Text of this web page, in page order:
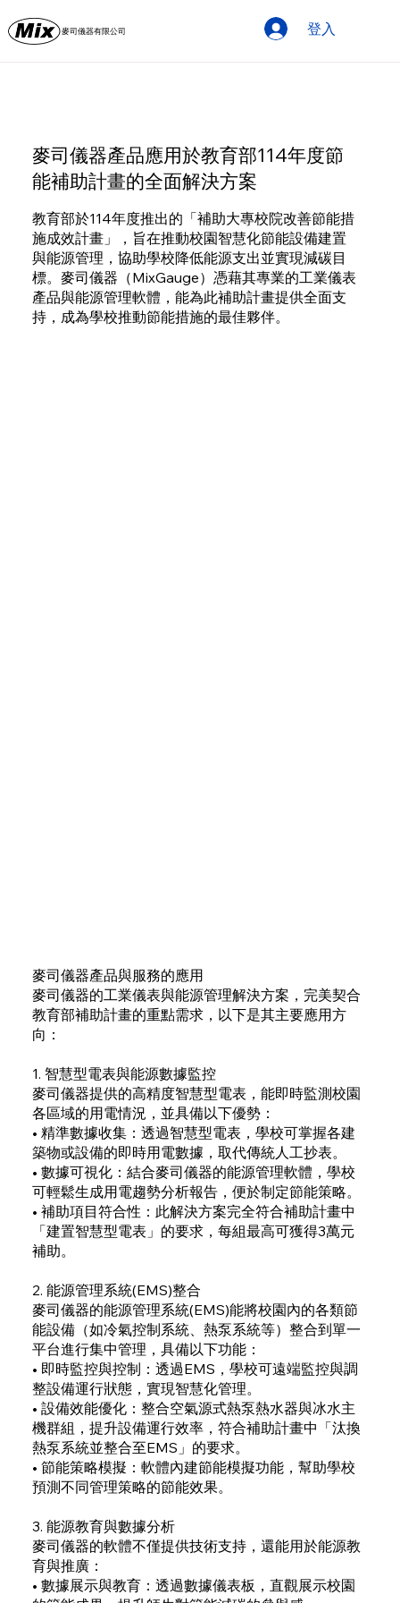
麥司儀器有限公司 登入
麥司儀器產品應用於教育部114年度節
能補助計畫的全面解決方案
教育部於114年度推出的「補助大專校院改善節能措
施成效計畫」，旨在推動校園智慧化節能設備建置
與能源管理，協助學校降低能源支出並實現減碳目
標。麥司儀器（MixGauge）憑藉其專業的工業儀表
產品與能源管理軟體，能為此補助計畫提供全面支
持，成為學校推動節能措施的最佳夥伴。
麥司儀器產品與服務的應用
麥司儀器的工業儀表與能源管理解決方案，完美契合
教育部補助計畫的重點需求，以下是其主要應用方
向：
1. 智慧型電表與能源數據監控
麥司儀器提供的高精度智慧型電表，能即時監測校園
各區域的用電情況，並具備以下優勢：
• 精準數據收集：透過智慧型電表，學校可掌握各建
築物或設備的即時用電數據，取代傳統人工抄表。
• 數據可視化：結合麥司儀器的能源管理軟體，學校
可輕鬆生成用電趨勢分析報告，便於制定節能策略。
• 補助項目符合性：此解決方案完全符合補助計畫中
「建置智慧型電表」的要求，每組最高可獲得3萬元
補助。
2. 能源管理系統(EMS)整合
麥司儀器的能源管理系統(EMS)能將校園內的各類節
能設備（如冷氣控制系統、熱泵系統等）整合到單一
平台進行集中管理，具備以下功能：
• 即時監控與控制：透過EMS，學校可遠端監控與調
整設備運行狀態，實現智慧化管理。
• 設備效能優化：整合空氣源式熱泵熱水器與冰水主
機群組，提升設備運行效率，符合補助計畫中「汰換
熱泵系統並整合至EMS」的要求。
• 節能策略模擬：軟體內建節能模擬功能，幫助學校
預測不同管理策略的節能效果。
3. 能源教育與數據分析
麥司儀器的軟體不僅提供技術支持，還能用於能源教
育與推廣：
• 數據展示與教育：透過數據儀表板，直觀展示校園